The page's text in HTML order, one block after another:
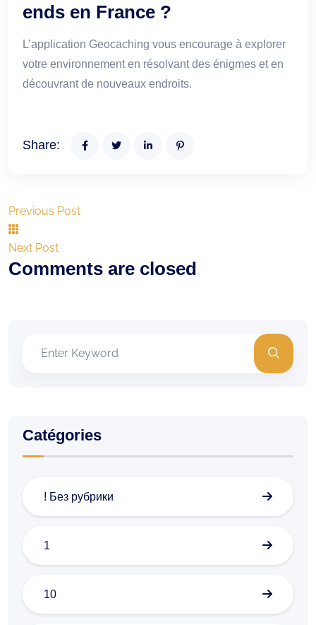
ends en France ?
L’application Geocaching vous encourage à explorer
votre environnement en résolvant des énigmes et en
découvrant de nouveaux endroits.
Share:
Previous Post
Next Post
Comments are closed
Catégories
! Без рубрики
1
10